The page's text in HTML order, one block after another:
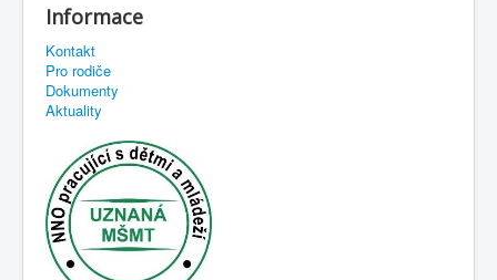
Informace
Kontakt
Pro rodiče
Dokumenty
Aktuality